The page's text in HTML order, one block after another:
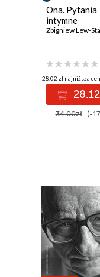
Ona. Pytania
intymne
(28,02 zł najniższa
34.00zł (-